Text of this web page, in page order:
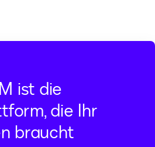
ist die
die Ihr
braucht